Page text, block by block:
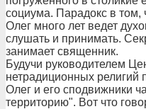
социума. Парадокс в том,
Олег много лет ведет
слушать и принимать.
занимает священник.
Будучи руководителем
нетрадиционных
Олег и его сподвижники
территорию". Вот что